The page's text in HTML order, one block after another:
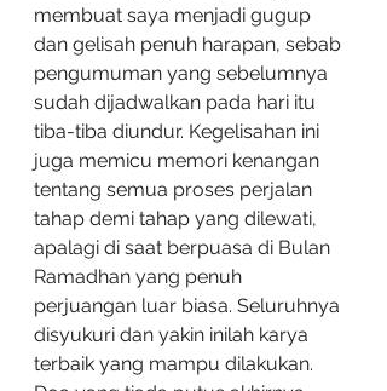
membuat saya menjadi gugup
dan gelisah penuh harapan, sebab
pengumuman yang sebelumnya
sudah dijadwalkan pada hari itu
tiba-tiba diundur. Kegelisahan ini
juga memicu memori kenangan
tentang semua proses perjalan
tahap demi tahap yang dilewati,
apalagi di saat berpuasa di Bulan
Ramadhan yang penuh
perjuangan luar biasa. Seluruhnya
disyukuri dan yakin inilah karya
terbaik yang mampu dilakukan.